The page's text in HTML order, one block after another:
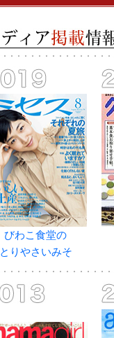
びわこ食堂の
とりやさいみそ